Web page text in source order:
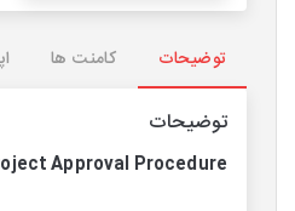
توضیحات کامنت ها
توضیحات
Approval Procedure